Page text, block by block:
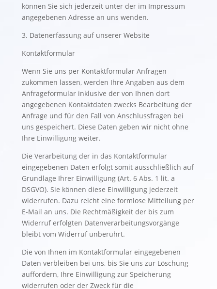
können Sie sich jederzeit unter der im Impressum
angegebenen Adresse an uns wenden.
3. Datenerfassung auf unserer Website
Kontaktformular
Wenn Sie uns per Kontaktformular Anfragen
zukommen lassen, werden Ihre Angaben aus dem
Anfrageformular inklusive der von Ihnen dort
angegebenen Kontaktdaten zwecks Bearbeitung der
Anfrage und für den Fall von Anschlussfragen bei
uns gespeichert. Diese Daten geben wir nicht ohne
Ihre Einwilligung weiter.
Die Verarbeitung der in das Kontaktformular
eingegebenen Daten erfolgt somit ausschließlich auf
Grundlage Ihrer Einwilligung (Art. 6 Abs. 1 lit. a
DSGVO). Sie können diese Einwilligung jederzeit
widerrufen. Dazu reicht eine formlose Mitteilung per
E-Mail an uns. Die Rechtmäßigkeit der bis zum
Widerruf erfolgten Datenverarbeitungsvorgänge
bleibt vom Widerruf unberührt.
Die von Ihnen im Kontaktformular eingegebenen
Daten verbleiben bei uns, bis Sie uns zur Löschung
auffordern, Ihre Einwilligung zur Speicherung
widerrufen oder der Zweck für die